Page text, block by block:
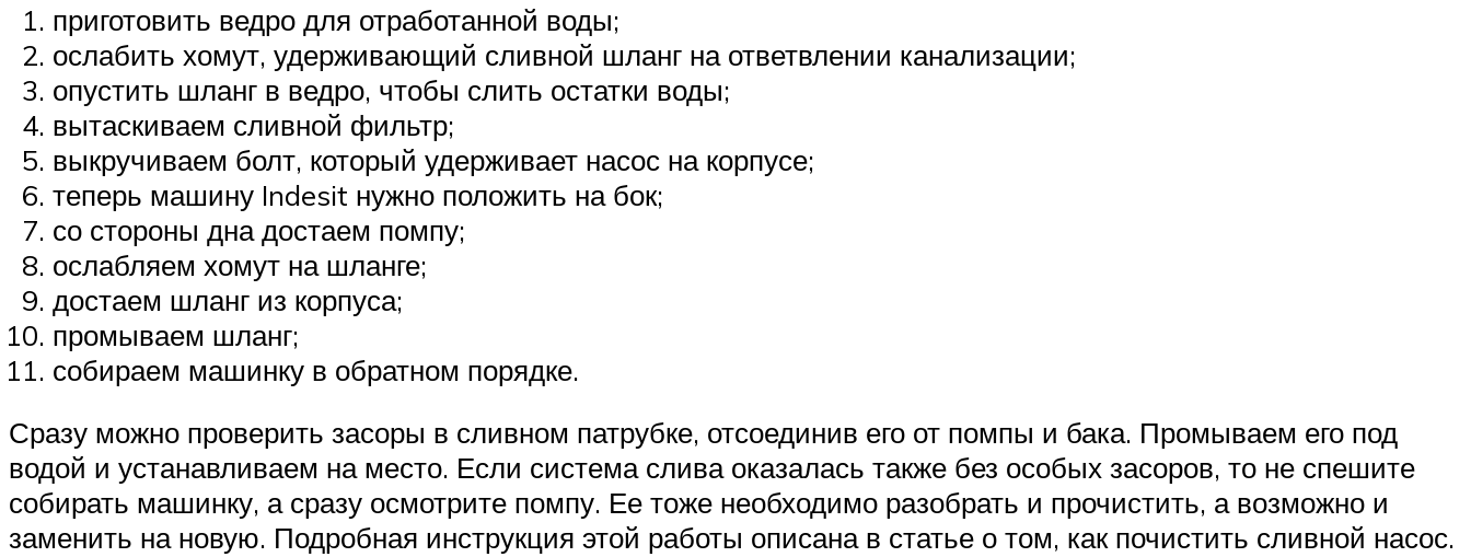
приготовить ведро для отработанной воды;
ослабить хомут, удерживающий сливной шланг на ответвлении канализации;
опустить шланг в ведро, чтобы слить остатки воды;
вытаскиваем сливной фильтр;
выкручиваем болт, который удерживает насос на корпусе;
теперь машину Indesit нужно положить на бок;
со стороны дна достаем помпу;
ослабляем хомут на шланге;
достаем шланг из корпуса;
промываем шланг;
собираем машинку в обратном порядке.
Сразу можно проверить засоры в сливном патрубке, отсоединив его от помпы и бака. Промываем его под
водой и устанавливаем на место. Если система слива оказалась также без особых засоров, то не спешите
собирать машинку, а сразу осмотрите помпу. Ее тоже необходимо разобрать и прочистить, а возможно и
заменить на новую. Подробная инструкция этой работы описана в статье о том, как почистить сливной насос.